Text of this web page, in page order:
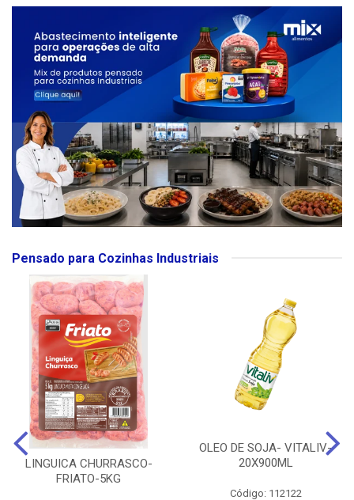
Pensado para Cozinhas Industriais
LINGUICA CHURRASCO-
FRIATO-5KG
OLEO DE SOJA- VITALIV-
20X900ML
Código: 112122